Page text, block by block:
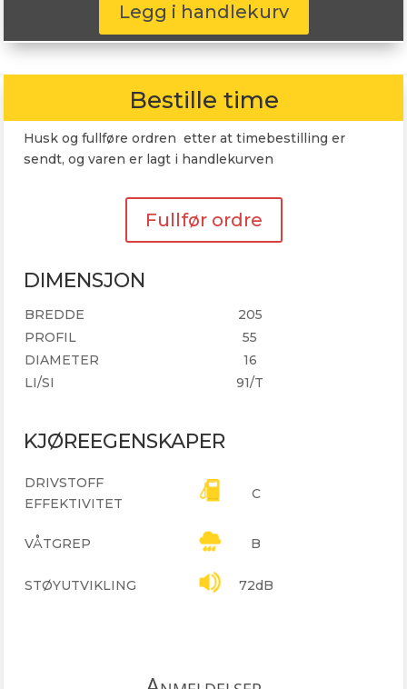
T91
antall
Legg i handlekurv
Bestille time
Husk og fullføre ordren etter at timebestilling er
sendt, og varen er lagt i handlekurven
Fullfør ordre
DIMENSJON
BREDDE
205
PROFIL
55
DIAMETER
16
LI/SI
91/T
KJØREEGENSKAPER
DRIVSTOFF
EFFEKTIVITET
C
VÅTGREP B
STØYUTVIKLING 72dB